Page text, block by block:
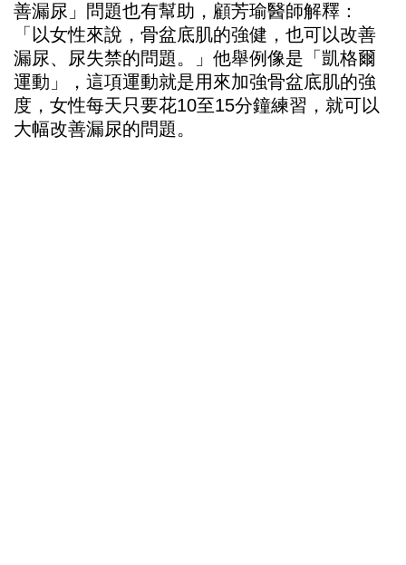
善漏尿」問題也有幫助，顧芳瑜醫師解釋：
「以女性來說，骨盆底肌的強健，也可以改善
漏尿、尿失禁的問題。」他舉例像是「凱格爾
運動」，這項運動就是用來加強骨盆底肌的強
度，女性每天只要花10至15分鐘練習，就可以
大幅改善漏尿的問題。